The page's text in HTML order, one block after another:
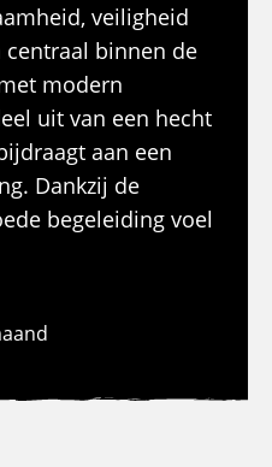
veiligheid
binnen de
modern
uit van een hecht
aan een
Dankzij de
begeleiding voel